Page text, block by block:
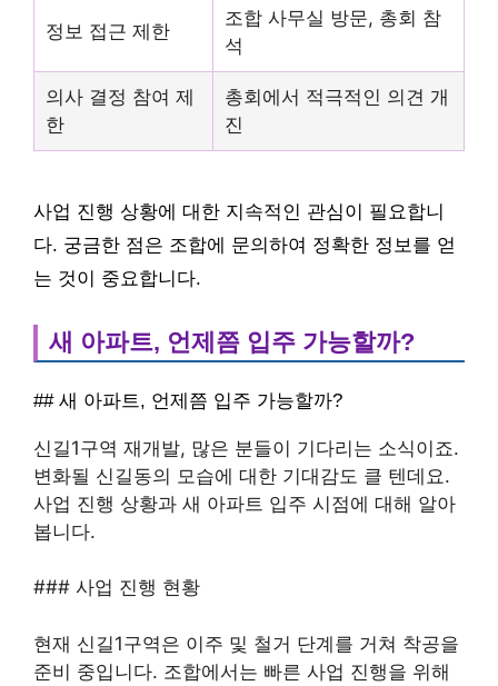
정보 접근 제한
조합 사무실 방문, 총회 참
석
의사 결정 참여 제
한
총회에서 적극적인 의견 개
진
사업 진행 상황에 대한 지속적인 관심이 필요합니
다. 궁금한 점은 조합에 문의하여 정확한 정보를 얻
는 것이 중요합니다.
새 아파트, 언제쯤 입주 가능할까?
## 새 아파트, 언제쯤 입주 가능할까?
신길1구역 재개발, 많은 분들이 기다리는 소식이죠.
변화될 신길동의 모습에 대한 기대감도 클 텐데요.
사업 진행 상황과 새 아파트 입주 시점에 대해 알아
봅니다.
### 사업 진행 현황
현재 신길1구역은 이주 및 철거 단계를 거쳐 착공을
준비 중입니다. 조합에서는 빠른 사업 진행을 위해